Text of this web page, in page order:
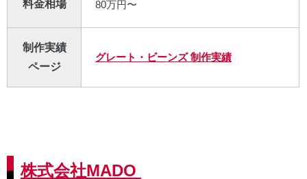
料金相場 80万円〜
制作実績
ページ
グレート・ビーンズ 制作実績
株式会社MADO